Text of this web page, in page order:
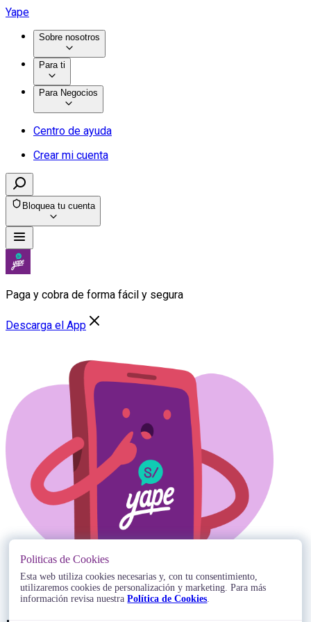
Politicas de Cookies
Esta web utiliza cookies necesarias y, con tu consentimiento,
utilizaremos cookies de personalización y marketing. Para más
información revisa nuestraPolítica de Cookies.
Yape
Sobre nosotros
Para ti
Para Negocios
Centro de ayuda
Crear mi cuenta
Bloquea tu cuenta
Paga y cobra de forma fácil y segura
Descarga el App